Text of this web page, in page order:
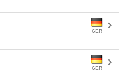
GER
GER